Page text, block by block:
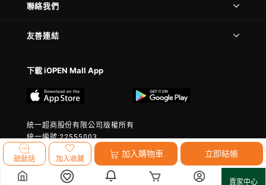
賣家中心
敲敲話 加入收藏
加入購物車 立即結帳
聯絡我們
友善連結
下載 iOPEN Mall App
統一超商股份有限公司版權所有
統一編號:22555003
© 2023 President Chain Store Corp. All rights reserved.